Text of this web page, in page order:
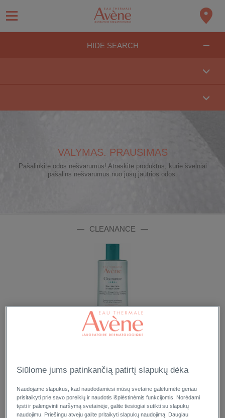
HIDE SEARCH
VALYMAS. PRAUSIMAS
Pašalinkite odos nešvarumus! Atraskite produktus, kurie švelniai
pašalins nešvarumus nuo jūsų jautrios odos.
CLEANANCE
Siūlome jums patinkančią patirtį slapukų dėka
Naudojame slapukus, kad naudodamiesi mūsų svetaine galėtumėte geriau
prisitaikyti prie savo poreikių ir naudotis išplėstinėmis funkcijomis. Norėdami
tęsti ir palengvinti naršymą svetainėje, galite tiesiogiai sutikti su slapukų
naudojimu. Priešingu atveju galite pritaikyti slapukų naudojimą. Daugiau